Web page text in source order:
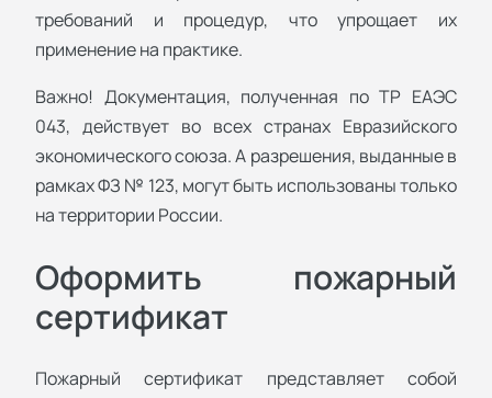
требований и процедур, что упрощает их
применение на практике.
Важно! Документация, полученная по ТР ЕАЭС
043, действует во всех странах Евразийского
экономического союза. А разрешения, выданные в
рамках ФЗ № 123, могут быть использованы только
на территории России.
Оформить пожарный
сертификат
Пожарный сертификат представляет собой